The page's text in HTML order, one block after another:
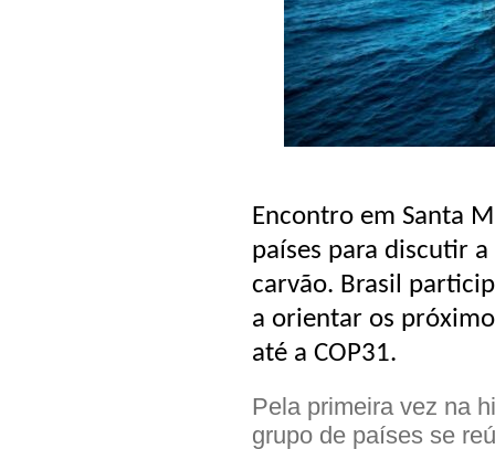
Encontro em Santa
países para discutir
carvão. Brasil
a orientar os
até a COP31.
Pela primeira vez na
grupo de países se